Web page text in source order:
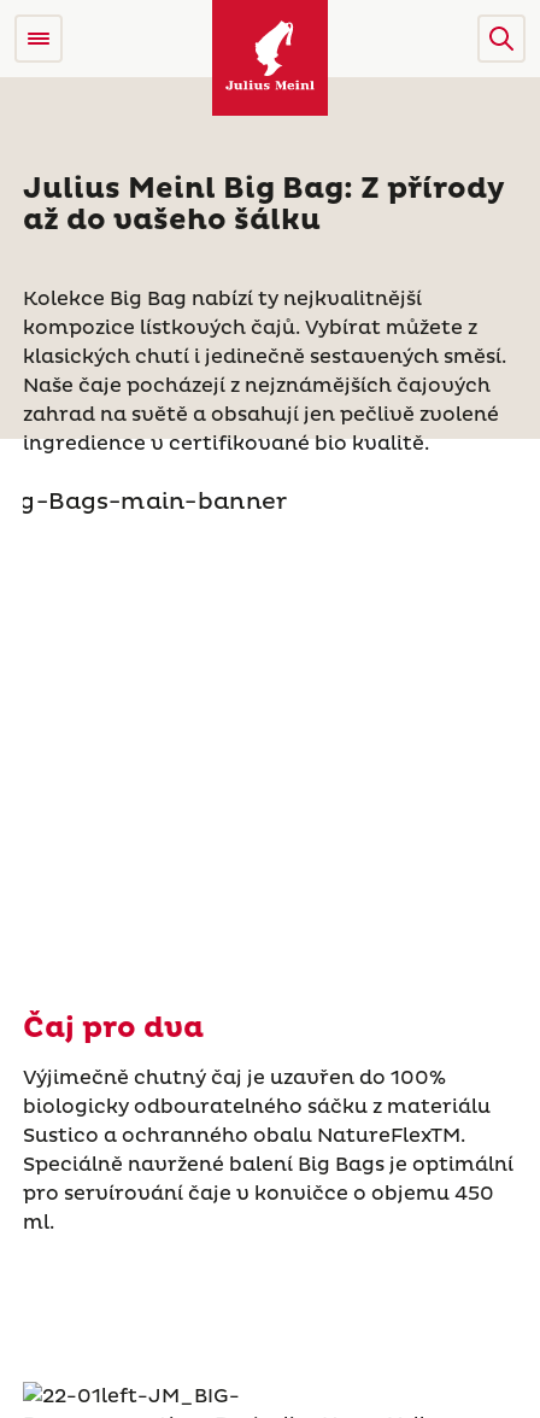
Julius Meinl Big Bag: Z přírody
až do vašeho šálku
Kolekce Big Bag nabízí ty nejkvalitnější
kompozice lístkových čajů. Vybírat můžete z
klasických chutí i jedinečně sestavených směsí.
Naše čaje pocházejí z nejznámějších čajových
zahrad na světě a obsahují jen pečlivě zvolené
ingredience v certifikované bio kvalitě.
Čaj pro dva
Výjimečně chutný čaj je uzavřen do 100%
biologicky odbouratelného sáčku z materiálu
Sustico a ochranného obalu NatureFlexTM.
Speciálně navržené balení Big Bags je optimální
pro servírování čaje v konvičce o objemu 450
ml.